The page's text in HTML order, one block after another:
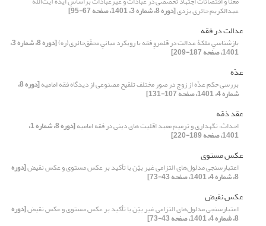
عبدالکریم حائری یزدی[دوره 8، شماره 3، 1401، صفحه 67-95]
عدالت در فقه
بازشناسیِ ملکۀ عدالت در قلمروِ فقه با رویکرد مبانیِ محقّق‌حائری(ره) [دوره 8، شماره 3،
1401، صفحه 187-209]
عدّه
بررسی حکم عدّه از زوج در صور مختلف تلقیح مصنوعی از دیدگاه فقه امامیه [دوره 8،
شماره 4، 1401، صفحه 107-131]
عقد ذمّه
احداث، نگهداری و ترمیم معبد اقلیت های دینی در فقه امامیه [دوره 8، شماره 1،
1401، صفحه 189-220]
عکس مستوی
اعتبارسنجی مدلول‌های التزامی غیر بیّن با تأکید بر عکس مستوی و عکس نقیض[دوره
8، شماره 4، 1401، صفحه 43-73]
عکس نقیض
اعتبارسنجی مدلول‌های التزامی غیر بیّن با تأکید بر عکس مستوی و عکس نقیض[دوره
8، شماره 4، 1401، صفحه 43-73]